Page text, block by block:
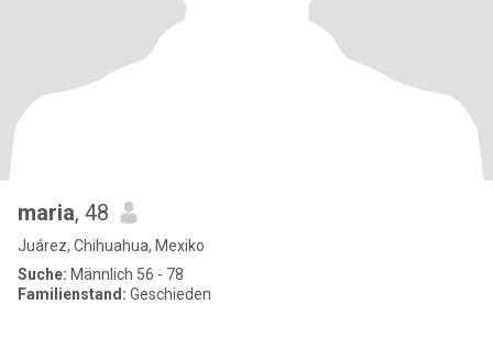
maria, 48
Juárez, Chihuahua, Mexiko
Suche: Männlich 56 - 78
Familienstand: Geschieden